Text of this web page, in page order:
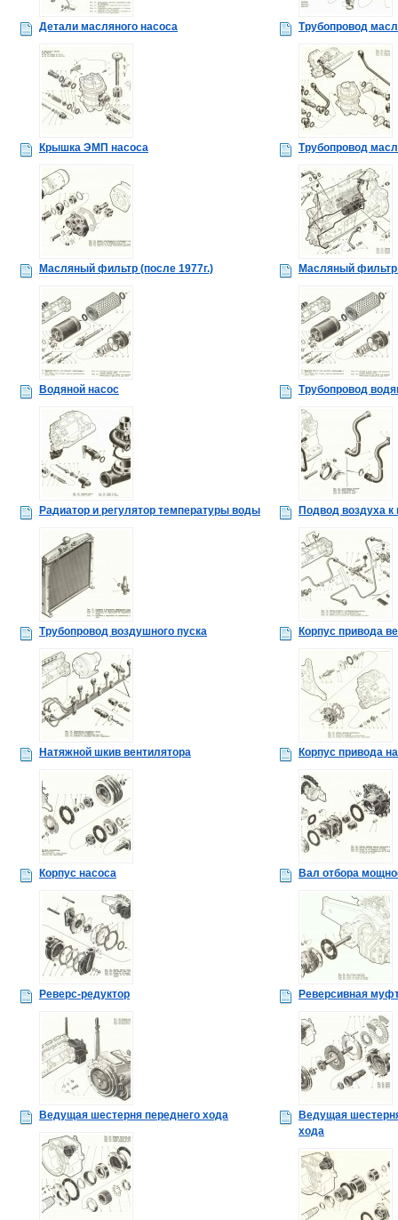
Детали масляного насоса Трубопровод
Крышка ЭМП насоса Трубопровод
Масляный фильтр (после 1977г.) Масляный фильтр
Водяной насос Трубопровод
Радиатор и регулятор температуры воды Подвод воздуха
Трубопровод воздушного пуска Корпус привода
Натяжной шкив вентилятора Корпус привода
Корпус насоса Вал отбора
Реверс-редуктор Реверсивная
Ведущая шестерня переднего хода
Ведущая
хода